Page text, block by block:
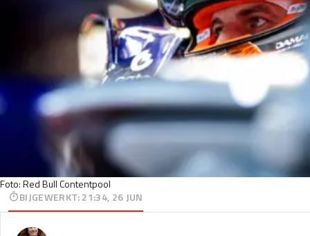
Foto: Red Bull Contentpool
BIJGEWERKT:21:34, 26 JUN